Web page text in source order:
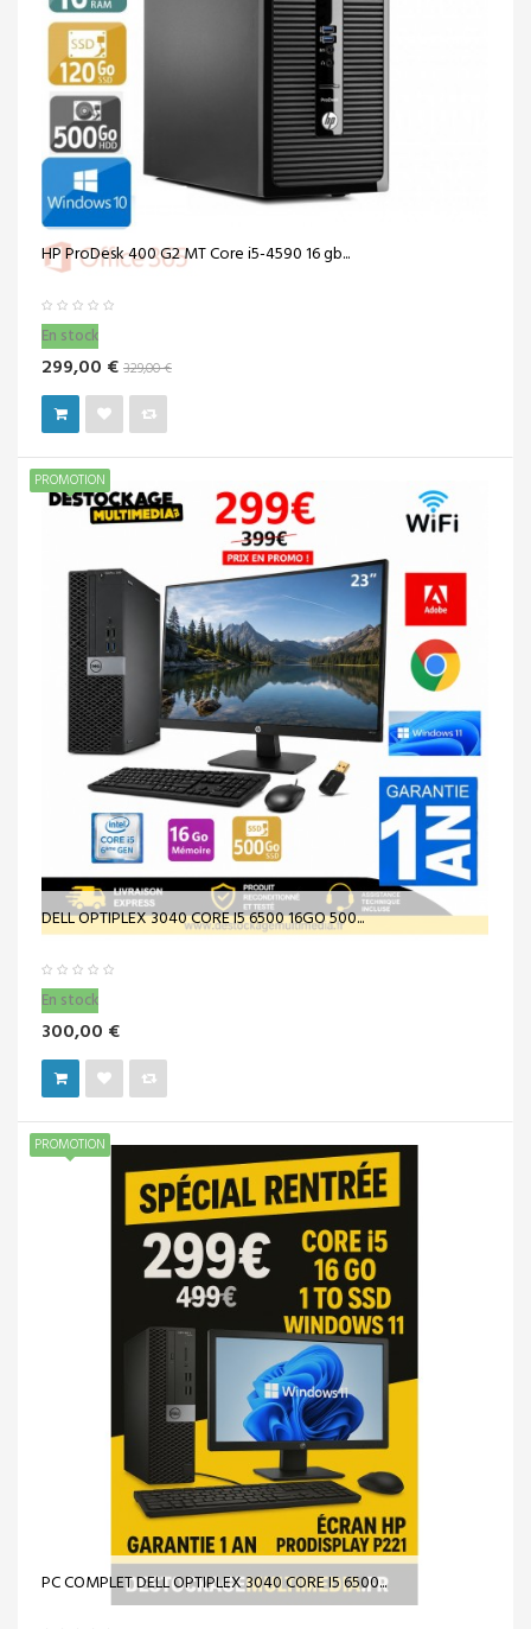
HP ProDesk 400 G2 MT Core i5-4590 16 gb...
En stock
299,00 € 329,00 €
PROMOTION
DELL OPTIPLEX 3040 CORE I5 6500 16GO 500...
En stock
300,00 €
PROMOTION
PC COMPLET DELL OPTIPLEX 3040 CORE I5 6500...